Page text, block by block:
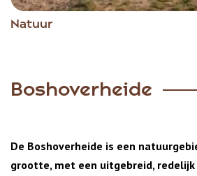
Natuur
Item
Boshoverheide
De Boshoverheide is een
grootte, met een uitgebreid,